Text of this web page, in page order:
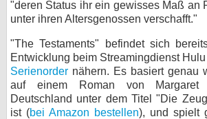
"deren Status ihr ein gewisses Maß an
unter ihren Altersgenossen verschafft."
"The Testaments" befindet sich
Entwicklung beim Streamingdienst
Serienorder nähern. Es basiert genau
auf einem Roman von
Deutschland unter dem Titel "Die
ist (bei Amazon bestellen), und spielt